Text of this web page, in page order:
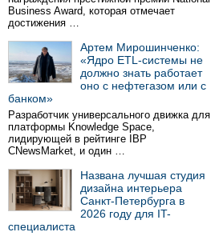
Business Award, которая отмечает
достижения …
Артем Мирошинченко:
«Ядро ETL-системы не
должно знать работает
оно с нефтегазом или с
банком»
Разработчик универсального движка для
платформы Knowledge Space,
лидирующей в рейтинге IBP
CNewsMarket, и один …
Названа лучшая студия
дизайна интерьера
Санкт-Петербурга в
2026 году для IT-
специалиста